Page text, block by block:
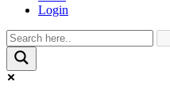
Login